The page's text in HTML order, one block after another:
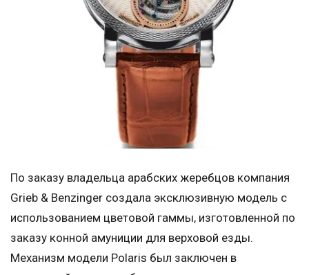
По заказу владельца арабских жеребцов компания
Grieb & Benzinger создала эксклюзивную модель с
использованием цветовой гаммы, изготовленной по
заказу конной амуниции для верховой езды.
Механизм модели Polaris был заключен в